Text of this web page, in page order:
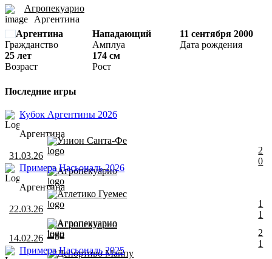
Агропекуарио
Аргентина
Аргентина
Гражданство
Нападающий
Амплуа
11 сентября 2000
Дата рождения
25 лет
Возраст
174 см
Рост
Последние игры
Кубок Аргентины 2026
Аргентина
31.03.26
Унион Санта-Фе
Агропекуарио
2
0
Примера Насьональ 2026
Аргентина
22.03.26
Атлетико Гуемес
Агропекуарио
1
1
14.02.26
Агропекуарио
Депортиво Майпу
2
1
Примера Насьональ 2025